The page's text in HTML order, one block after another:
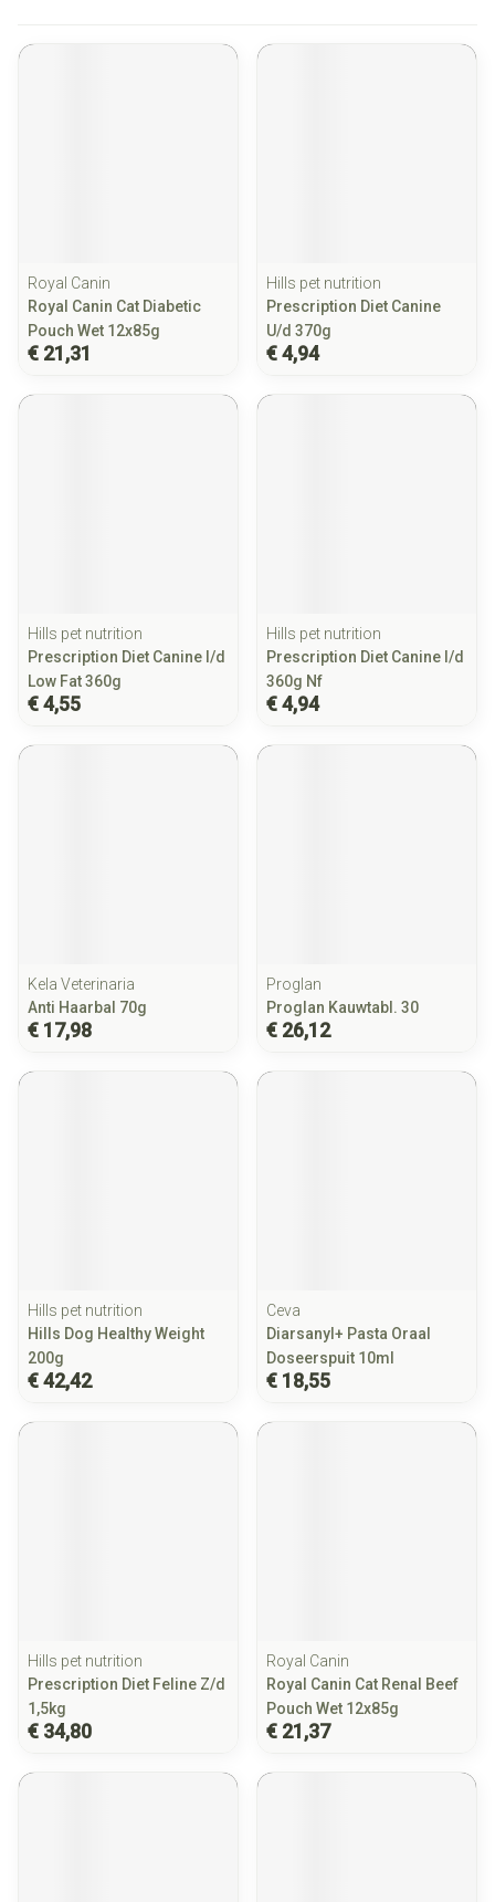
Royal Canin
Royal Canin Cat Diabetic
Pouch Wet 12x85g
€ 21,31
Hills pet nutrition
Prescription Diet Canine
U/d 370g
€ 4,94
Hills pet nutrition
Prescription Diet Canine I/d
Low Fat 360g
€ 4,55
Hills pet nutrition
Prescription Diet Canine I/d
360g Nf
€ 4,94
Kela Veterinaria
Anti Haarbal 70g
€ 17,98
Proglan
Proglan Kauwtabl. 30
€ 26,12
Hills pet nutrition
Hills Dog Healthy Weight
200g
€ 42,42
Ceva
Diarsanyl+ Pasta Oraal
Doseerspuit 10ml
€ 18,55
Hills pet nutrition
Prescription Diet Feline Z/d
1,5kg
€ 34,80
Royal Canin
Royal Canin Cat Renal Beef
Pouch Wet 12x85g
€ 21,37